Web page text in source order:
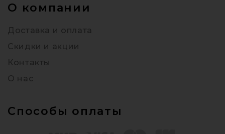
О компании
Доставка и оплата
Скидки и акции
Контакты
О нас
Способы оплаты